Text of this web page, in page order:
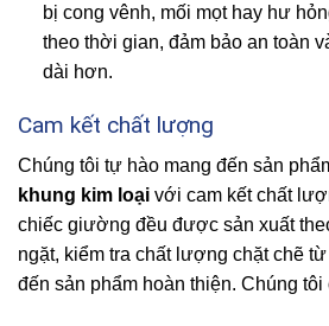
bị cong vênh, mối mọt hay hư
theo thời gian, đảm bảo an toàn
dài hơn.
Cam kết chất lượng
Chúng tôi tự hào mang đến sản
khung kim loại với cam kết chất
chiếc giường đều được sản xuất
ngặt, kiểm tra chất lượng chặt chẽ
đến sản phẩm hoàn thiện. Chúng tôi